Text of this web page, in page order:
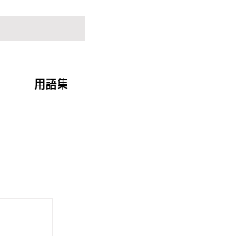
用語集